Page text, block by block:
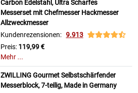
Carbon Edelstahl, Ultra Scharfes
Messerset mit Chefmesser Hackmesser
Allzweckmesser
Kundenrezensionen: 9.913
Preis: 119,99 €
Mehr ...
ZWILLING Gourmet Selbstschärfender
Messerblock, 7-teilig, Made in Germany